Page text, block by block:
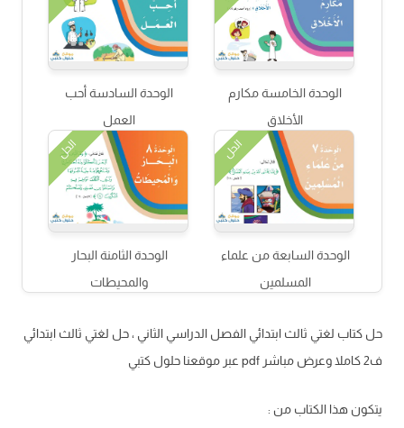
الوحدة الخامسة مكارم
الأخلاق
الوحدة السادسة أحب
العمل
الحل
الوحدة السابعة من علماء
المسلمين
الحل
الوحدة الثامنة البحار
والمحيطات
حل كتاب لغتي ثالث ابتدائي الفصل الدراسي الثاني ، حل لغتي ثالث ابتدائي
ف2 كاملا وعرض مباشر pdf عبر موقعنا حلول كتبي
يتكون هذا الكتاب من :